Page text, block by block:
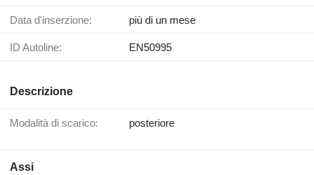
Data d'inserzione: più di un mese
ID Autoline: EN50995
Descrizione
Modalità di scarico: posteriore
Assi